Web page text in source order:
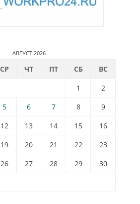
АВГУСТ 2026
СР ЧТ ПТ СБ
ВС
1
2
5 6 7 8
9
12 13 14 15
16
19 20 21 22
23
26 27 28 29
30